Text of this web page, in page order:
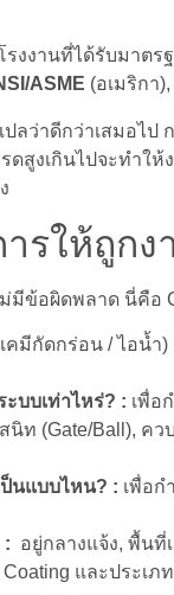
งงานที่ได้รับมาต
ASME (อเมริกา),
ปลว่าดีกว่าเสมอไ
ดสูงเกินไปจะทำ
รให้ถูก
มีข้อผิดพลาด นี่คือ
คมีกัดกร่อน / ไอน้
บบเท่าไหร่? : เพื่อ
นิท (Gate/Ball), ค
นแบบไหน? : เพื่อก
: อยู่กลางแจ้ง, พื้นที่
และประเ